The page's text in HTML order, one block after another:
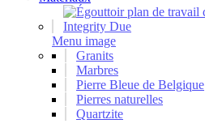
Menu image
Granits
Marbres
Pierre Bleue de Belgique
Pierres naturelles
Quartzite